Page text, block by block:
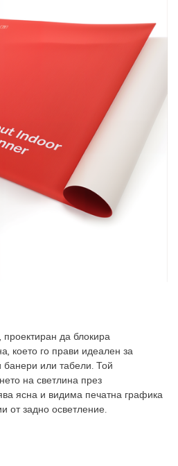
да блокира
което го прави идеален за
банери или табели. Той
на светлина през
ясна и видима печатна графика
от задно осветление.